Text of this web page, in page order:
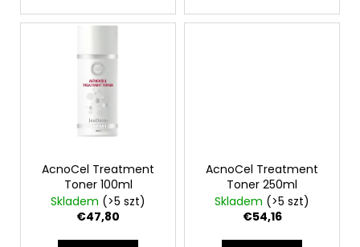
AcnoCel Treatment
Toner 100ml
Skladem (>5 szt)
€47,80
AcnoCel Treatment
Toner 250ml
Skladem (>5 szt)
€54,16